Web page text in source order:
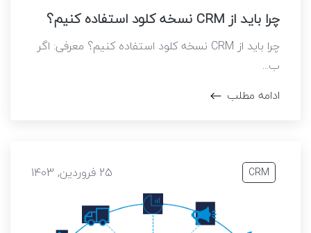
چرا باید از CRM نسخه کلود استفاده کنیم؟
چرا باید از CRM نسخه کلود استفاده کنیم؟ معرفی: اگر
ب...
ادامه مطلب
CRM 25 فروردین, 1403